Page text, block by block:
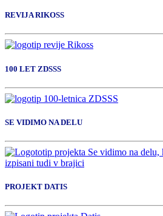
REVIJA RIKOSS
100 LET ZDSSS
SE VIDIMO NA DELU
PROJEKT DATIS